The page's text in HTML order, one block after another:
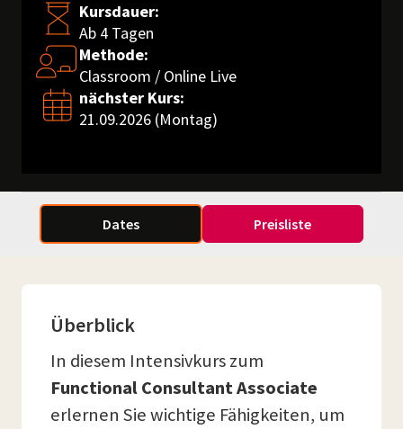
Kursdauer:
Ab 4 Tagen
Methode:
Classroom / Online Live
nächster Kurs:
21.09.2026 (Montag)
Dates Preisliste
Überblick
In diesem Intensivkurs zum
Functional Consultant Associate
erlernen Sie wichtige Fähigkeiten, um